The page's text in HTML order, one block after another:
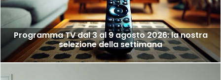
Programma TV dal 3 al 9 agosto 2026: la nostra
selezione della settimana